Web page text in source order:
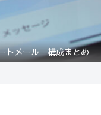
トメール」構成まとめ